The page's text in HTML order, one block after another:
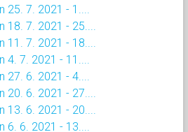
7. 2021 - 1....
7. 2021 - 25....
7. 2021 - 18....
7. 2021 - 11....
6. 2021 - 4....
6. 2021 - 27....
6. 2021 - 20....
6. 2021 - 13....